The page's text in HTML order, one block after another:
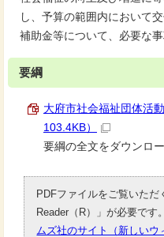
し、予算の範囲内において
補助金等について、必要な
要綱
大府市社会福祉団体活
103.4KB）
要綱の全文をダウンロ
PDFファイルをご覧いただ
Reader（R）」が必要です
ムズ社のサイト（新しいウ